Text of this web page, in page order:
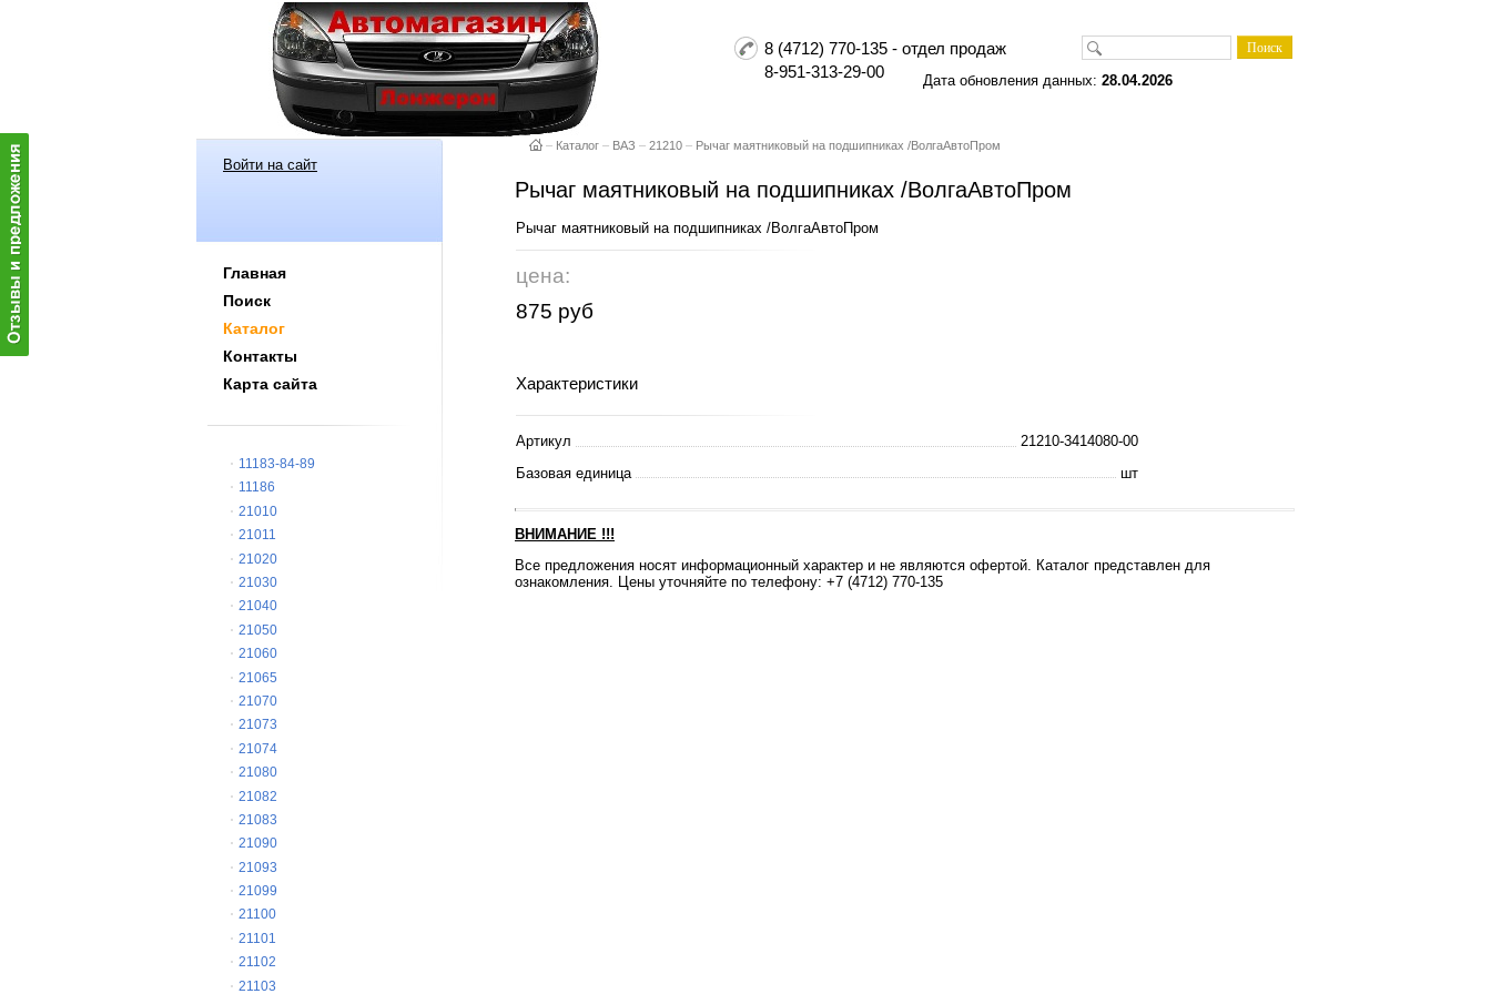
8 (4712) 770-135 - отдел продаж
8-951-313-29-00
Дата обновления данных: 28.04.2026
Войти на сайт
Главная
Поиск
Каталог
Контакты
Карта сайта
11183-84-89
11186
21010
21011
21020
21030
21040
21050
21060
21065
21070
21073
21074
21080
21082
21083
21090
21093
21099
21100
21101
21102
21103
– Каталог – ВАЗ – 21210 – Рычаг маятниковый на подшипниках /ВолгаАвтоПром
Рычаг маятниковый на подшипниках /ВолгаАвтоПром
Рычаг маятниковый на подшипниках /ВолгаАвтоПром
цена:
875 руб
Характеристики
Артикул
21210-3414080-00
Базовая единица
шт
ВНИМАНИЕ !!!
Все предложения носят информационный характер и не являются офертой. Каталог представлен для
ознакомления. Цены уточняйте по телефону: +7 (4712) 770-135